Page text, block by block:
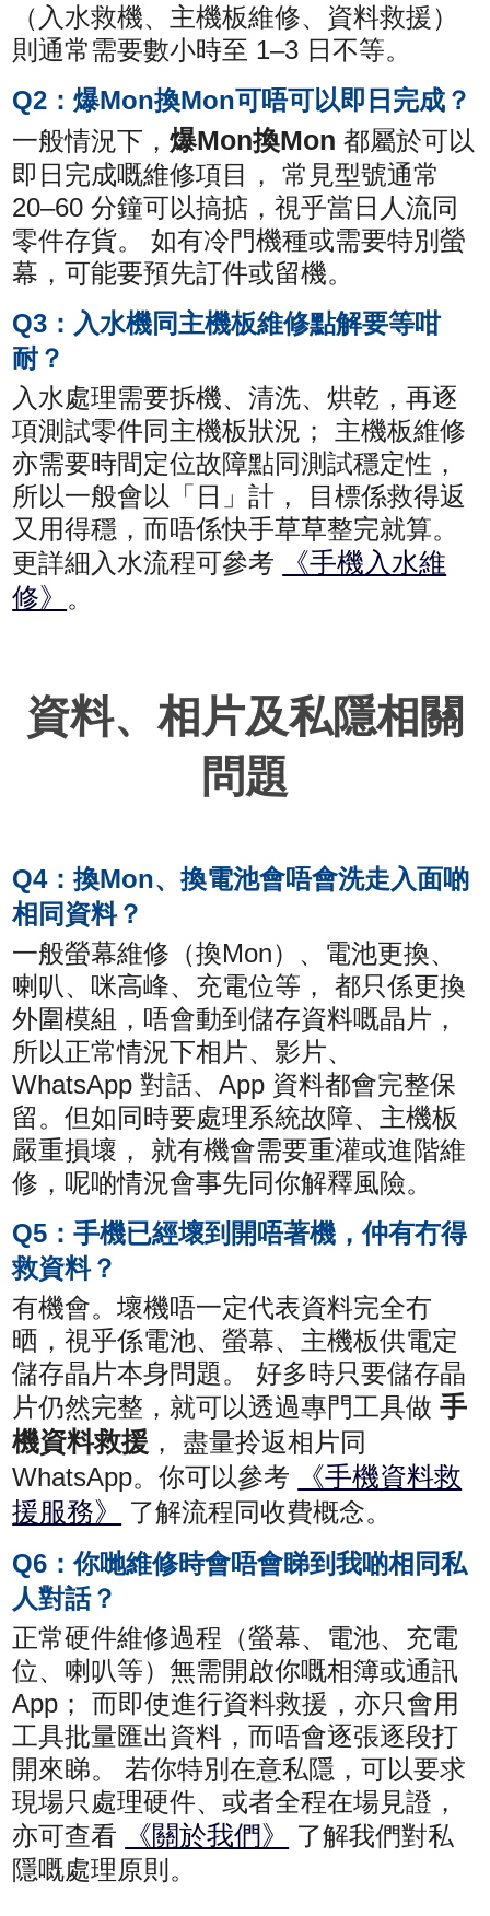
（入水救機、主機板維修、資料救援）
則通常需要數小時至 1–3 日不等。
Q2：爆Mon換Mon可唔可以即日完成？
一般情況下，爆Mon換Mon 都屬於可以
即日完成嘅維修項目， 常見型號通常
20–60 分鐘可以搞掂，視乎當日人流同
零件存貨。 如有冷門機種或需要特別螢
幕，可能要預先訂件或留機。
Q3：入水機同主機板維修點解要等咁
耐？
入水處理需要拆機、清洗、烘乾，再逐
項測試零件同主機板狀況； 主機板維修
亦需要時間定位故障點同測試穩定性，
所以一般會以「日」計， 目標係救得返
又用得穩，而唔係快手草草整完就算。
更詳細入水流程可參考
《手機入水維
修》 。
資料、相片及私隱相關
問題
Q4：換Mon、換電池會唔會洗走入面啲
相同資料？
一般螢幕維修（換Mon）、電池更換、
喇叭、咪高峰、充電位等， 都只係更換
外圍模組，唔會動到儲存資料嘅晶片，
所以正常情況下相片、影片、
WhatsApp 對話、App 資料都會完整保
留。但如同時要處理系統故障、主機板
嚴重損壞， 就有機會需要重灌或進階維
修，呢啲情況會事先同你解釋風險。
Q5：手機已經壞到開唔著機，仲有冇得
救資料？
有機會。壞機唔一定代表資料完全冇
晒，視乎係電池、螢幕、主機板供電定
儲存晶片本身問題。 好多時只要儲存晶
片仍然完整，就可以透過專門工具做手
機資料救援 ， 盡量拎返相片同
WhatsApp。你可以參考
《手機資料救
援服務》
了解流程同收費概念。
Q6：你哋維修時會唔會睇到我啲相同私
人對話？
正常硬件維修過程（螢幕、電池、充電
位、喇叭等）無需開啟你嘅相簿或通訊
App； 而即使進行資料救援，亦只會用
工具批量匯出資料，而唔會逐張逐段打
開來睇。 若你特別在意私隱，可以要求
現場只處理硬件、或者全程在場見證，
亦可查看
《關於我們》
了解我們對私
隱嘅處理原則。